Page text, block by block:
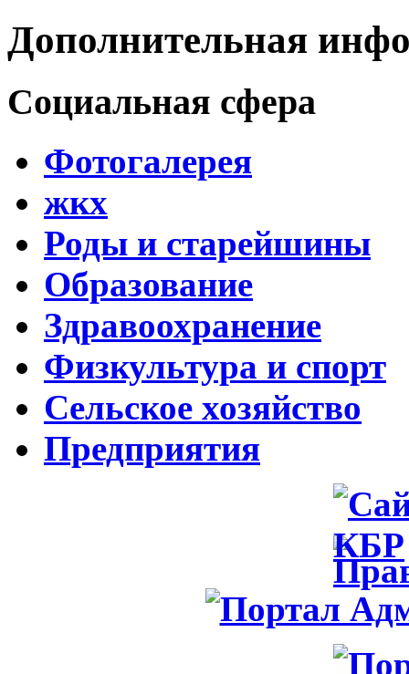
Дополнительная
Социальная сфера
Фотогалерея
жкх
Роды и старейшины
Образование
Здравоохранение
Физкультура и спорт
Сельское хозяйство
Предприятия